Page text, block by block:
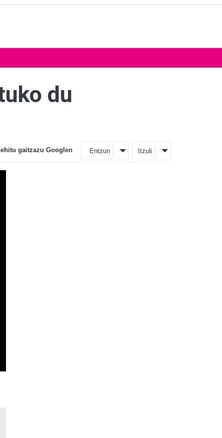
du
gaitzazu Googlen Entzun Itzuli